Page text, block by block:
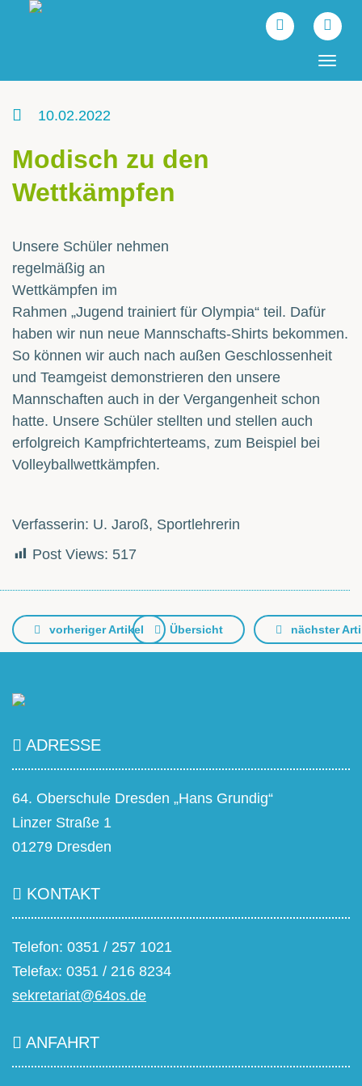
10.02.2022
Modisch zu den
Wettkämpfen
Unsere Schüler nehmen
regelmäßig an
Wettkämpfen im
Rahmen „Jugend trainiert für Olympia“ teil. Dafür
haben wir nun neue Mannschafts-Shirts bekommen.
So können wir auch nach außen Geschlossenheit
und Teamgeist demonstrieren den unsere
Mannschaften auch in der Vergangenheit schon
hatte. Unsere Schüler stellten und stellen auch
erfolgreich Kampfrichterteams, zum Beispiel bei
Volleyballwettkämpfen.
Verfasserin: U. Jaroß, Sportlehrerin
Post Views: 517
vorheriger Artikel Übersicht nächster
ADRESSE
64. Oberschule Dresden „Hans Grundig“
Linzer Straße 1
01279 Dresden
KONTAKT
Telefon: 0351 / 257 1021
Telefax: 0351 / 216 8234
sekretariat@64os.de
ANFAHRT